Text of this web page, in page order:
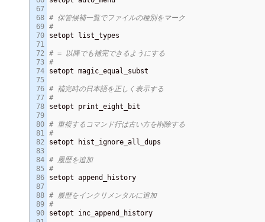
67
68
69
70
71
72
73
74
75
76
77
78
79
80
81
82
83
84
85
86
87
88
89
90
# 保管候補一覧でファイルの種別をマーク
#
setopt list_types
# = 以降でも補完できるようにする
#
setopt magic_equal_subst
# 補完時の日本語を正しく表示する
#
setopt print_eight_bit
# 重複するコマンド行は古い方を削除する
#
setopt hist_ignore_all_dups
# 履歴を追加
#
setopt append_history
# 履歴をインクリメンタルに追加
#
setopt inc_append_history